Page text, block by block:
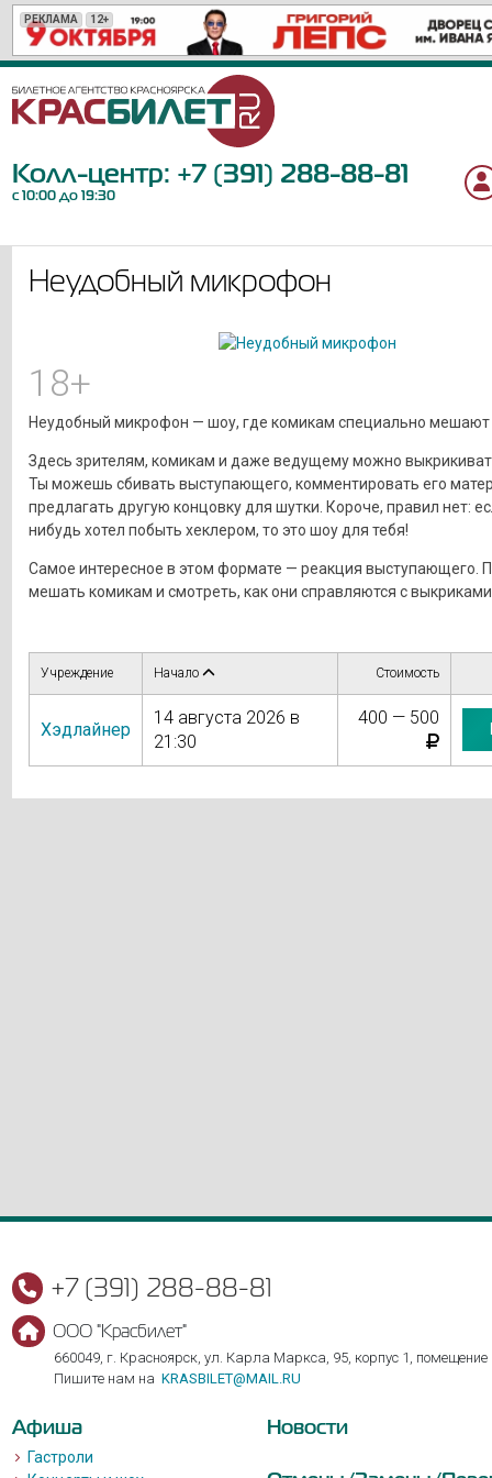
РЕКЛАМА 12+
РЕКЛАМА 12+
РЕКЛАМА 6+
РЕКЛАМА 18+
РЕКЛАМА 12+
РЕКЛАМА 6+
РЕКЛАМА 6+
РЕКЛАМА 6+
РЕКЛАМА 16+
РЕКЛАМА 0+
РЕКЛАМА 12+
РЕКЛАМА 6+
РЕКЛАМА 16+
РЕКЛАМА 18+
РЕКЛАМА 6+
РЕКЛАМА 12+
РЕКЛАМА 12+
РЕКЛАМА 12+
РЕКЛАМА 12+
РЕКЛАМА 12+
Колл-центр: +7 (391) 288-88-81
с 10:00 до 19:30
Неудобный микрофон
18+
Неудобный микрофон — шоу, где комикам специально мешают
Здесь зрителям, комикам и даже ведущему можно
Ты можешь сбивать выступающего, комментировать его
предлагать другую концовку для шутки. Короче, правил нет:
нибудь хотел побыть хеклером, то это шоу для тебя!
Самое интересное в этом формате — реакция выступающего.
мешать комикам и смотреть, как они справляются с выкриками
Учреждение Начало Стоимость
Хэдлайнер
14 августа 2026 в
21:30
400 — 500
+7 (391) 288-88-81
ООО "Красбилет"
660049, г. Красноярск, ул. Карла Маркса, 95, корпус 1, помещение
Пишите нам на KRASBILET@MAIL.RU
Афиша
Гастроли
Новости